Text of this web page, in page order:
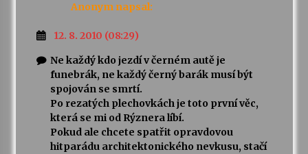
Anonym napsal:
12. 8. 2010 (08:29)
Ne každý kdo jezdí v černém autě je
funebrák, ne každý černý barák musí být
spojován se smrtí.
Po rezatých plechovkách je toto první věc,
která se mi od Rýznera líbí.
Pokud ale chcete spatřit opravdovou
hitparádu architektonického nevkusu, stačí